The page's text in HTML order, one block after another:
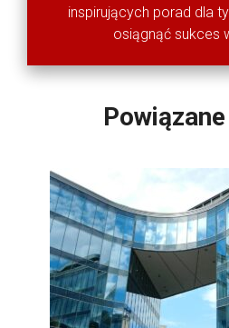
inspirujących porad dla
osiągnąć sukces